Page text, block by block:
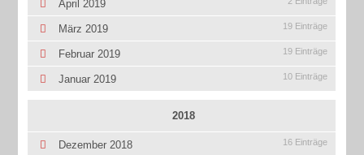
April 2019
März 2019 19 Einträge
Februar 2019 19 Einträge
Januar 2019 10 Einträge
2018
Dezember 2018 16 Einträge